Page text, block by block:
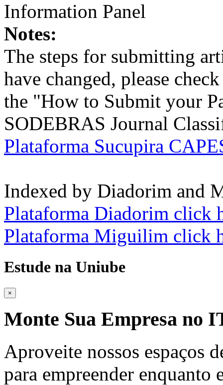
Information Panel
Notes:
The steps for submitting
have changed, please
the "How to Submit your
SODEBRAS Journal
Plataforma Sucupira
Indexed by Diadorim and
Plataforma Diadorim click
Plataforma Miguilim click
Estude na Uniube
×
Monte Sua Empresa no
Aproveite nossos espaços
para empreender enquanto